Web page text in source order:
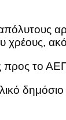
προς το